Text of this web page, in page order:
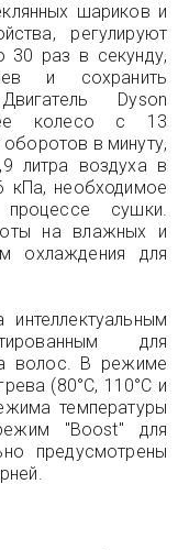
шариков и
регулируют
30 раз в секунду,
и сохранить
Dyson
колесо с 13
в минуту,
литра воздуха в
кПа, необходимое
сушки.
на влажных и
охлаждения для
для
волос. В режиме
(80°C, 110°C и
температуры
"Boost" для
предусмотрены